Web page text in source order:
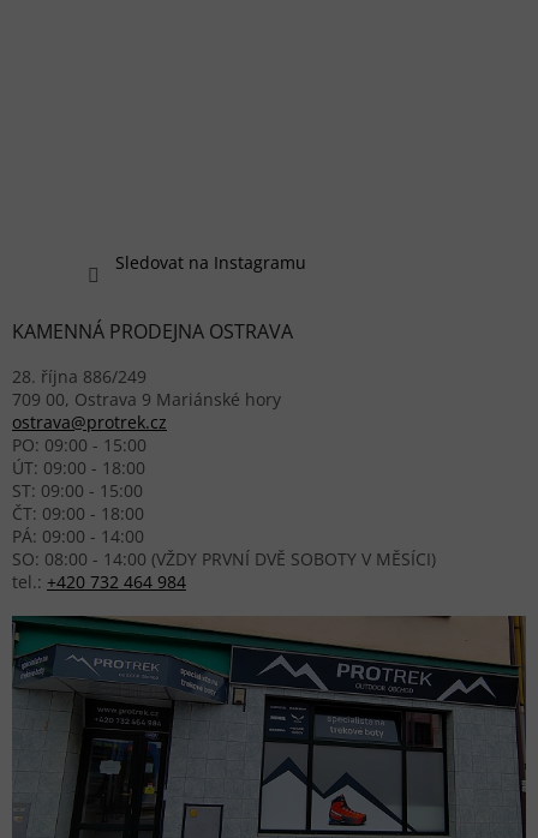
Sledovat na Instagramu
KAMENNÁ PRODEJNA OSTRAVA
28. října 886/249
709 00, Ostrava 9 Mariánské hory
ostrava@protrek.cz
PO: 09:00 - 15:00
ÚT: 09:00 - 18:00
ST: 09:00 - 15:00
ČT: 09:00 - 18:00
PÁ: 09:00 - 14:00
SO: 08:00 - 14:00 (VŽDY PRVNÍ DVĚ SOBOTY V MĚSÍCI)
tel.: +420 732 464 984